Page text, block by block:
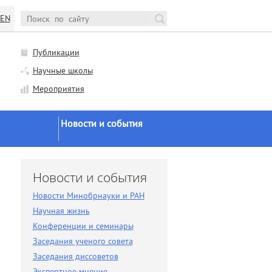
EN
Публикации
Научные школы
Мероприятия
Новости и события
Заседания ученого совета
Заседания диссоветов
Экспертное мнение
Новости и события
Новости Минобрнауки и РАН
Научная жизнь
Конференции и семинары
Заседания ученого совета
Заседания диссоветов